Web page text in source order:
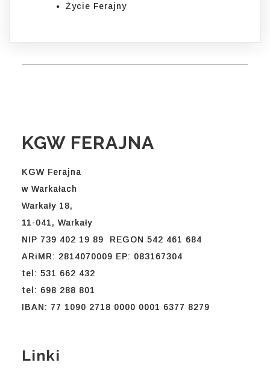
Życie Ferajny
KGW FERAJNA
KGW Ferajna
w Warkałach
Warkały 18,
11-041, Warkały
NIP 739 402 19 89 REGON 542 461 684
ARiMR: 2814070009 EP: 083167304
tel: 531 662 432
tel: 698 288 801
IBAN: 77 1090 2718 0000 0001 6377 8279
Linki